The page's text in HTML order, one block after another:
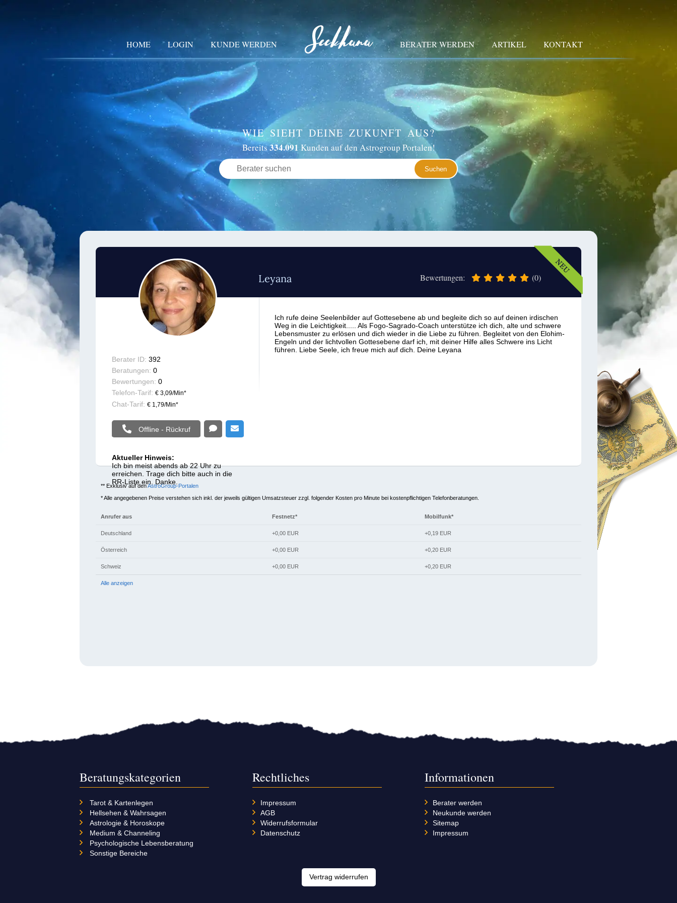
HOME LOGIN KUNDE WERDEN BERATER WERDEN ARTIKEL KONTAKT
WIE SIEHT DEINE ZUKUNFT AUS?
Bereits334.091 Kunden auf den Astrogroup Portalen!
Leyana Bewertungen: (0)
Berater ID: 392
Beratungen: 0
Bewertungen: 0
Telefon-Tarif: € 3,09/Min*
Chat-Tarif: € 1,79/Min*
Offline - Rückruf
Aktueller Hinweis:
Ich bin meist abends ab 22 Uhr zu
erreichen. Trage dich bitte auch in die
RR-Liste ein. Danke.
Ich rufe deine Seelenbilder auf Gottesebene ab und begleite dich so auf deinen irdischen
Weg in die Leichtigkeit..... Als Fogo-Sagrado-Coach unterstütze ich dich, alte und schwere
Lebensmuster zu erlösen und dich wieder in die Liebe zu führen. Begleitet von den Elohim-
Engeln und der lichtvollen Gottesebene darf ich, mit deiner Hilfe alles Schwere ins Licht
führen. Liebe Seele, ich freue mich auf dich. Deine Leyana
** Exklusiv auf denAstroGroup-Portalen
* Alle angegebenen Preise verstehen sich inkl. der jeweils gültigen Umsatzsteuer zzgl. folgender Kosten pro Minute bei kostenpflichtigen Telefonberatungen.
Anrufer aus Festnetz* Mobilfunk*
Deutschland +0,00 EUR +0,19 EUR
Österreich +0,00 EUR +0,20 EUR
Schweiz +0,00 EUR +0,20 EUR
Alle anzeigen
Beratungskategorien
Tarot & Kartenlegen
Hellsehen & Wahrsagen
Astrologie & Horoskope
Medium & Channeling
Psychologische Lebensberatung
Sonstige Bereiche
Rechtliches
Impressum
AGB
Widerrufsformular
Datenschutz
Informationen
Berater werden
Neukunde werden
Sitemap
Impressum
Vertrag widerrufen